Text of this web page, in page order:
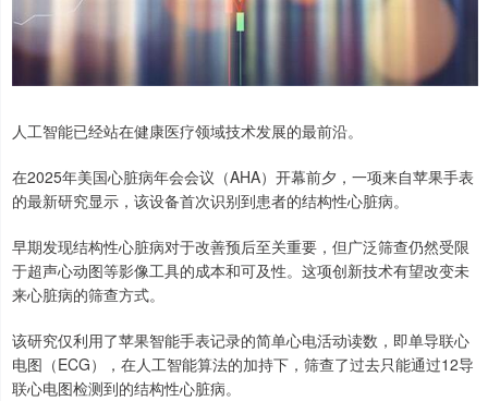
人工智能已经站在健康医疗领域技术发展的最前沿。
在2025年美国心脏病年会会议（AHA）开幕前夕，一项来自苹果手表
的最新研究显示，该设备首次识别到患者的结构性心脏病。
早期发现结构性心脏病对于改善预后至关重要，但广泛筛查仍然受限
于超声心动图等影像工具的成本和可及性。这项创新技术有望改变未
来心脏病的筛查方式。
该研究仅利用了苹果智能手表记录的简单心电活动读数，即单导联心
电图（ECG），在人工智能算法的加持下，筛查了过去只能通过12导
联心电图检测到的结构性心脏病。